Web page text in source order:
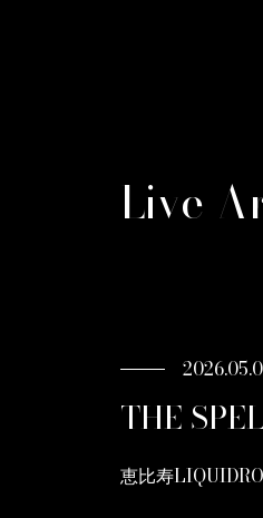
Live
THE
恵比寿